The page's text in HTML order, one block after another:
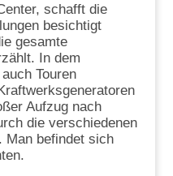
schafft die
besichtigt
gesamte
In dem
Touren
Aufzug nach
die verschiedenen
Man befindet sich